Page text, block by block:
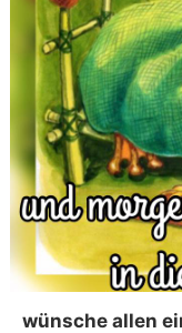
wünsche allen